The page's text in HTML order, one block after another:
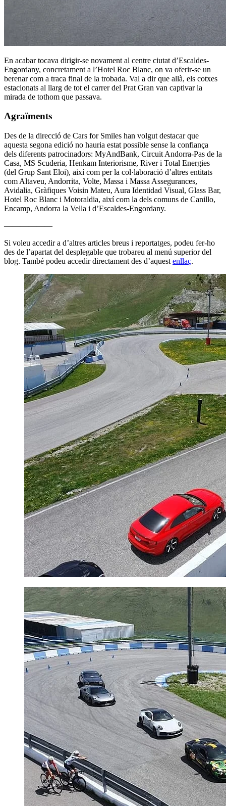
En acabar tocava dirigir-se novament al centre ciutat d’Escaldes-
Engordany, concretament a l’Hotel Roc Blanc, on va oferir-se un
berenar com a traca final de la trobada. Val a dir que allà, els cotxes
estacionats al llarg de tot el carrer del Prat Gran van captivar la
mirada de tothom que passava.
Agraïments
Des de la direcció de Cars for Smiles han volgut destacar que
aquesta segona edició no hauria estat possible sense la confiança
dels diferents patrocinadors: MyAndBank, Circuit Andorra-Pas de la
Casa, MS Scuderia, Henkam Interiorisme, River i Total Energies
(del Grup Sant Eloi), així com per la col·laboració d’altres entitats
com Altaveu, Andorrita, Volte, Massa i Massa Assegurances,
Avidalia, Gràfiques Voisin Mateu, Aura Identidad Visual, Glass Bar,
Hotel Roc Blanc i Motoraldia, així com la dels comuns de Canillo,
Encamp, Andorra la Vella i d’Escaldes-Engordany.
——————
Si voleu accedir a d’altres articles breus i reportatges, podeu fer-ho
des de l’apartat del desplegable que trobareu al menú superior del
blog. També podeu accedir directament des d’aquest enllaç.